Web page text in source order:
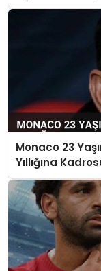
Monaco 23
Yıllığına